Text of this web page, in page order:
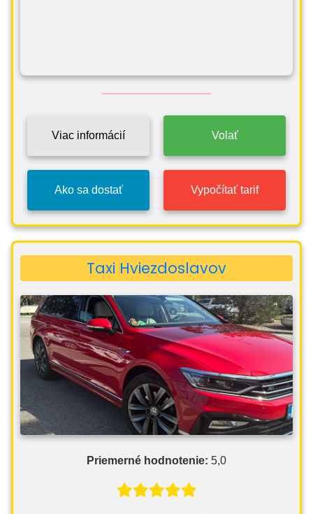
Viac informácií Volať
Ako sa dostať Vypočítať tarif
Taxi Hviezdoslavov
Priemerné hodnotenie: 5,0